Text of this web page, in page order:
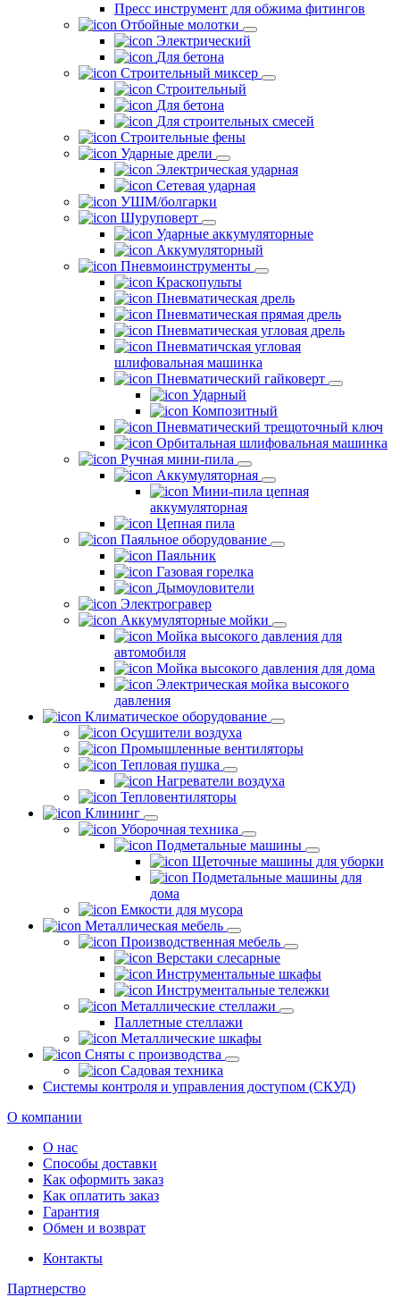
Пресс инструмент для обжима фитингов
Отбойные молотки
Электрический
Для бетона
Строительный миксер
Строительный
Для бетона
Для строительных смесей
Строительные фены
Ударные дрели
Электрическая ударная
Сетевая ударная
УШМ/болгарки
Шуруповерт
Ударные аккумуляторные
Аккумуляторный
Пневмоинструменты
Краскопульты
Пневматическая дрель
Пневматическая прямая дрель
Пневматическая угловая дрель
Пневматичская угловая
шлифовальная машинка
Пневматический гайковерт
Ударный
Композитный
Пневматический трещоточный ключ
Орбитальная шлифовальная машинка
Ручная мини-пила
Аккумуляторная
Мини-пила цепная
аккумуляторная
Цепная пила
Паяльное оборудование
Паяльник
Газовая горелка
Дымоуловители
Электрогравер
Аккумуляторные мойки
Мойка высокого давления для
автомобиля
Мойка высокого давления для дома
Электрическая мойка высокого
давления
Климатическое оборудование
Осушители воздуха
Промышленные вентиляторы
Тепловая пушка
Нагреватели воздуха
Тепловентиляторы
Клининг
Уборочная техника
Подметальные машины
Щеточные машины для уборки
Подметальные машины для
дома
Емкости для мусора
Металлическая мебель
Производственная мебель
Верстаки слесарные
Инструментальные шкафы
Инструментальные тележки
Металлические стеллажи
Паллетные стеллажи
Металлические шкафы
Сняты с производства
Садовая техника
Системы контроля и управления доступом (СКУД)
О компании
О нас
Способы доставки
Как оформить заказ
Как оплатить заказ
Гарантия
Обмен и возврат
Контакты
Партнерство